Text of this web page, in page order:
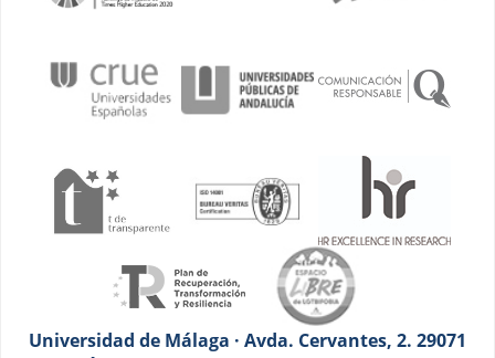
Universidad de Málaga · Avda. Cervantes, 2. 29071